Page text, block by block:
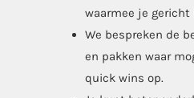
waarmee je
We bespreken de
en pakken waar
quick wins op.